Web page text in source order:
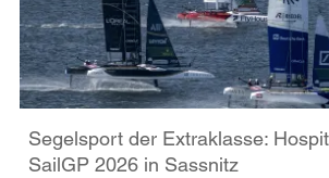
Segelsport der Extraklasse:
SailGP 2026 in Sassnitz